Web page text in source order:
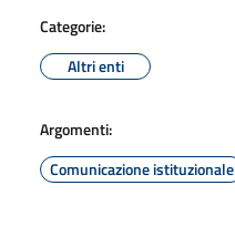
Categorie:
Altri enti
Argomenti:
Comunicazione istituzionale